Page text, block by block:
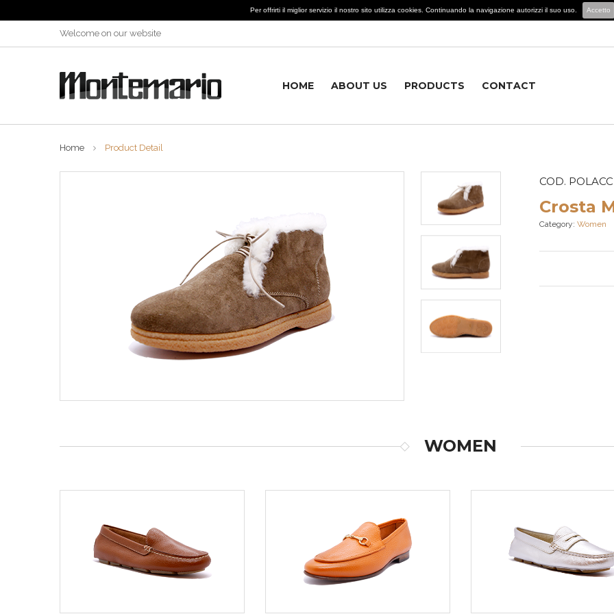
Per offrirti il miglior servizio il nostro sito utilizza cookies. Continuando la navigazione autorizzi il suo uso. Accetto
Welcome on our website
HOME ABOUT US PRODUCTS CONTACT
Home Product Detail
COD.
Crosta
Category: Women
WOMEN